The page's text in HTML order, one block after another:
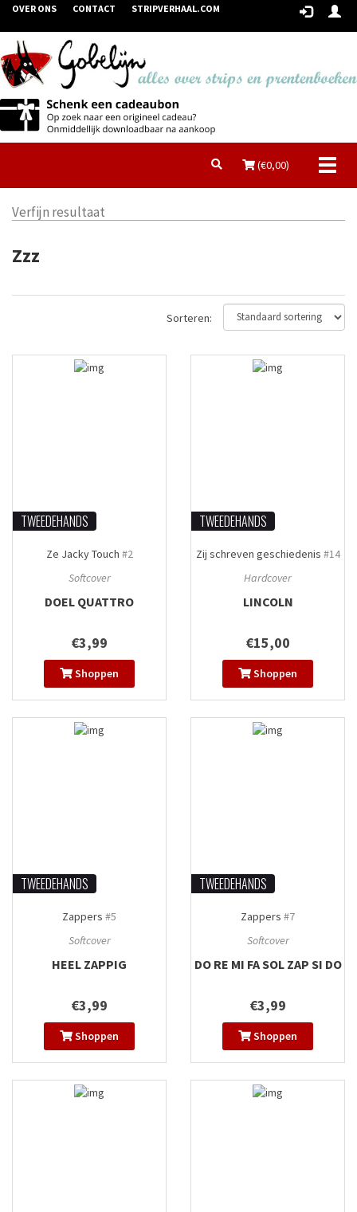
OVER ONS CONTACT STRIPVERHAAL.COM
(€0,00)
Verfijn resultaat
Zzz
Sorteren:
TWEEDEHANDS
Ze Jacky Touch #2
Softcover
DOEL QUATTRO
€3,99
Shoppen
TWEEDEHANDS
Zij schreven geschiedenis #14
Hardcover
LINCOLN
€15,00
Shoppen
TWEEDEHANDS
Zappers #5
Softcover
HEEL ZAPPIG
€3,99
Shoppen
TWEEDEHANDS
Zappers #7
Softcover
DO RE MI FA SOL ZAP SI DO
€3,99
Shoppen